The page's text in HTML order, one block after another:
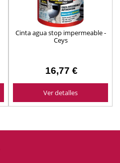
Cinta agua stop impermeable -
Ceys
16,77 €
Ver detalles